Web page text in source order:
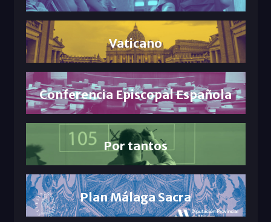
Vaticano
Conferencia Episcopal Española
Por tantos
Plan Málaga Sacra